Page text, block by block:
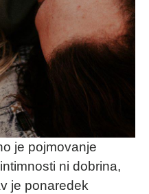
je pojmovanje
ni dobrina,
je ponaredek